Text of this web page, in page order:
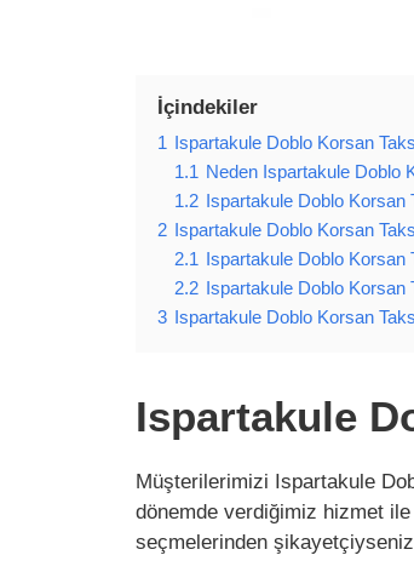
İçindekiler
1 Ispartakule Doblo Korsan
1.1 Neden Ispartakule Doblo
1.2 Ispartakule Doblo Korsan
2 Ispartakule Doblo Korsan
2.1 Ispartakule Doblo Korsan
2.2 Ispartakule Doblo Korsan
3 Ispartakule Doblo Korsan
Ispartakule
Müşterilerimizi Ispartakule
dönemde verdiğimiz hizmet
seçmelerinden